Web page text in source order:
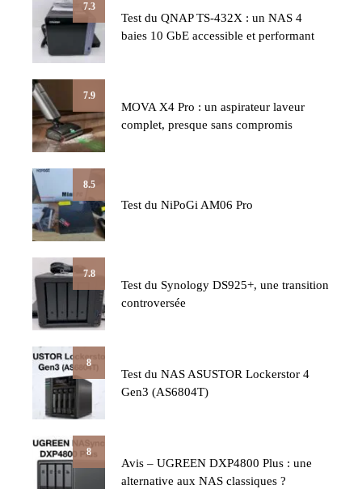
7.3
Test du QNAP TS-432X : un NAS 4
baies 10 GbE accessible et performant
7.9
MOVA X4 Pro : un aspirateur laveur
complet, presque sans compromis
8.5
Test du NiPoGi AM06 Pro
7.8
Test du Synology DS925+, une transition
controversée
8
Test du NAS ASUSTOR Lockerstor 4
Gen3 (AS6804T)
8
Avis – UGREEN DXP4800 Plus : une
alternative aux NAS classiques ?